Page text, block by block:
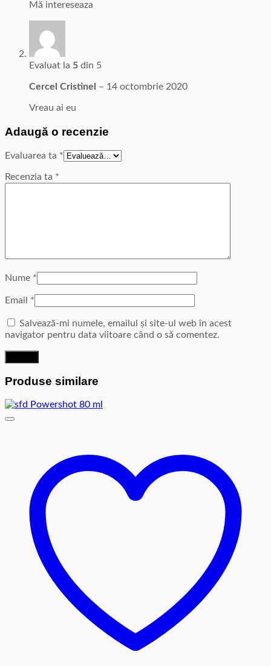
Mă intereseaza
Evaluat la 5 din 5
Cercel Cristinel – 14 octombrie 2020
Vreau ai eu
Adaugă o recenzie
Evaluarea ta *
Recenzia ta *
Nume *
Email *
Salvează-mi numele, emailul și site-ul web în acest
navigator pentru data viitoare când o să comentez.
Produse similare